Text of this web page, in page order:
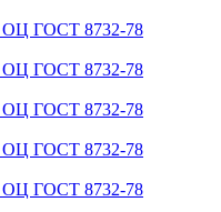
ГОСТ 8732-78
ГОСТ 8732-78
ГОСТ 8732-78
ГОСТ 8732-78
ГОСТ 8732-78